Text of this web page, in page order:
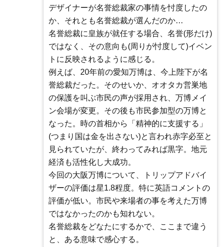
デザイナーが名誉総裁家の事情を忖度したの
か、それとも名誉総裁が選んだのか…
名誉総裁に皇族が就任する場合、名誉(形だけ)
ではなく、その意向も(周りが忖度して)イベン
トに反映されるように感じる。
例えば、20年前の愛知万博は、今上陛下が名
誉総裁だった。そのせいか、オオタカ営巣地
の保護を叫ぶ市民の声が採用され、万博メイ
ン会場が変更。その後も市民参加型の万博と
なった。時の首相から「精神的に支援する」
(つまり国は金を出さない)と言われ赤字必至と
見られていたが、終わってみれば黒字。地元
経済も活性化し大成功。
今回の大阪万博について、トリップアドバイ
ザーの評価は星1.8程度。特に英語コメントの
評価が低い。市民や来場者の事を考えた万博
ではなかったのかも知れない。
名誉総裁をどなたにするかで、ここまで違う
と、ある意味で感心する。